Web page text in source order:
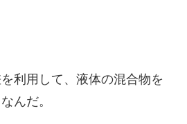
利用して、液体の混合物を
んだ。